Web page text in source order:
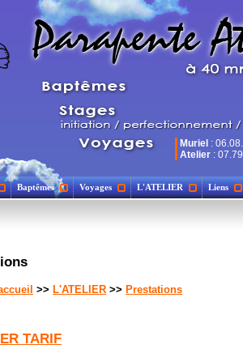
Muriel :
Atelier :
Baptêmes Voyages L'ATELIER Liens
>> L'ATELIER >> Prestations
TARIF